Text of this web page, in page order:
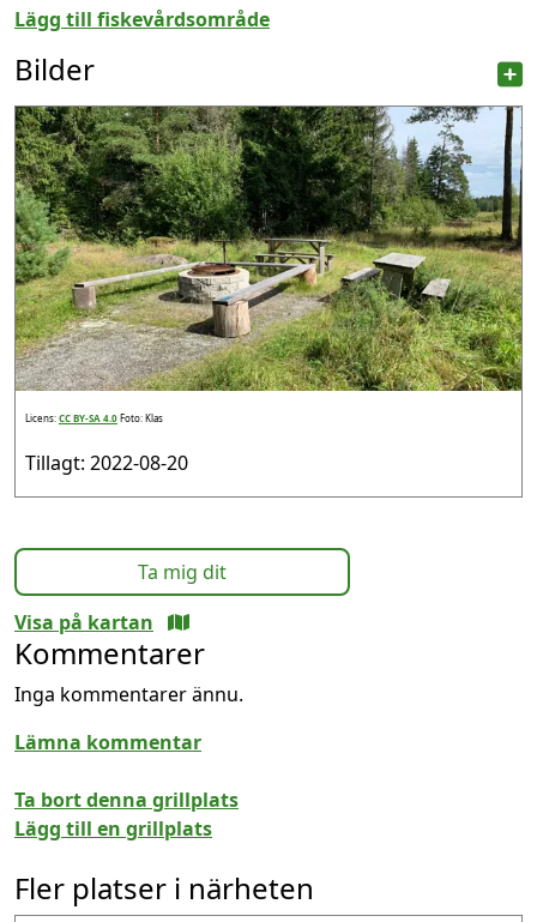
Lägg till fiskevårdsområde
Bilder
Licens:CC BY-SA 4.0Foto: Klas
Tillagt: 2022-08-20
Ta mig dit
Visa på kartan
Kommentarer
Inga kommentarer ännu.
Lämna kommentar
Ta bort denna grillplats
Lägg till en grillplats
Fler platser i närheten